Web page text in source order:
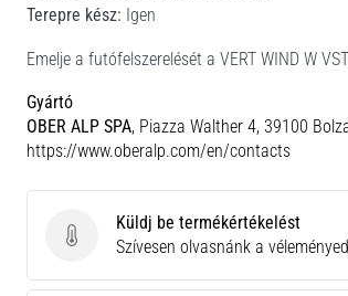
Terepre kész: Igen
Emelje a futófelszerelését a VERT WIND W
Gyártó
OBER ALP SPA, Piazza Walther 4, 39100
https://www.oberalp.com/en/contacts
Küldj be termékértékelést
Küldj be termékértékelést
Szívesen olvasnánk a